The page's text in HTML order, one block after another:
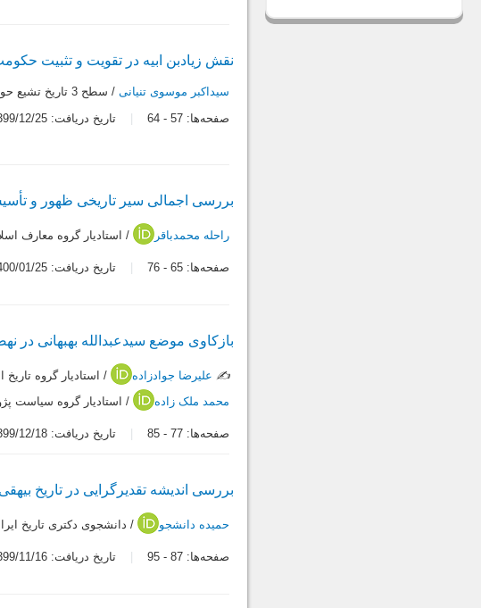
نقش زیادبن ‌ابیه در تقویت و تثبیت
سیداکبر موسوی تنیانی/ سطح 3 تاریخ تشیع حوزه علمیه قم و دکتری شیعه شناسی دانشگاه ادیان و مذاهب
صفحه‌ها: 57
-
64 تاریخ دریافت: 1399/12/25
بررسی اجمالی سیر تاریخی ظهور و
راحله محمدباقر / استادیار گروه معارف
صفحه‌ها: 65
-
76 تاریخ دریافت: 1400/01/25
بازکاوی موضع سیدعبدالله بهبهانی در
✍️ علیرضا جوادزاده
/ استادیار گروه
محمد ملک زاده
/ استادیار گروه سیاست
صفحه‌ها: 77
-
85 تاریخ دریافت: 1399/12/18
بررسی اندیشه تقدیرگرایی در تاریخ بیهقی
حمیده دانشجو / دانشجوی دکتری تاریخ
صفحه‌ها: 87
-
95 تاریخ دریافت: 1399/11/16